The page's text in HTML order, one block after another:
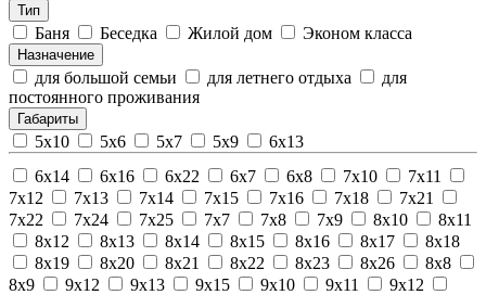
Тип
Баня Беседка Жилой дом Эконом класса
Назначение
для большой семьи для летнего отдыха
для
постоянного проживания
Габариты
5х10 5х6 5х7 5х9
6х13
6х14
6х16 6х22 6х7 6х8 7х10
7х11
7х12
7х13 7х14 7х15 7х16 7х18
7х21
7х22
7х24 7х25 7х7 7х8 7х9 8х10
8х11
8х12
8х13 8х14 8х15 8х16 8х17
8х18
8х19
8х20 8х21 8х22 8х23 8х26
8х8
8х9
9x12 9x13 9x15 9х10 9х11
9х12